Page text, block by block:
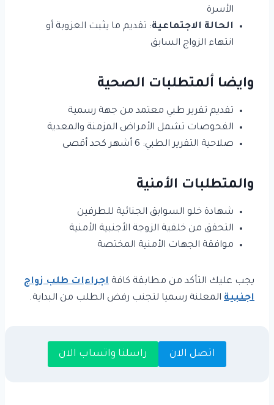
الأسرة
الحالة الاجتماعية: تقديم ما يثبت العزوبة أو
انتهاء الزواج السابق
وايضا ألمتطلبات الصحية
تقديم تقرير طبي معتمد من جهة رسمية
الفحوصات تشمل الأمراض المزمنة والمعدية
صلاحية التقرير الطبي: 6 أشهر كحد أقصى
والمتطلبات الأمنية
شهادة خلو السوابق الجنائية للطرفين
التحقق من خلفية الزوجة الأجنبية الأمنية
موافقة الجهات الأمنية المختصة
يجب عليك التأكد من مطابقة كافة اجراءات طلب زواج
اجنبية المعلنة رسميا لتجنب رفض الطلب من البداية.
اتصل الان راسلنا واتساب الان